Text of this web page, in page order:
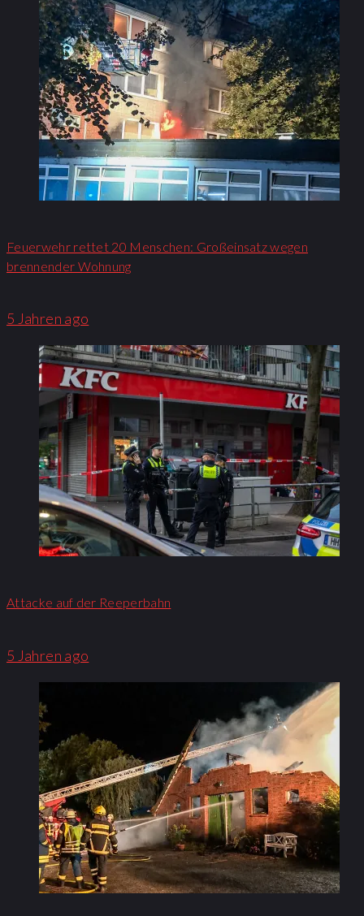
Feuerwehr rettet 20 Menschen: Großeinsatz wegen
brennender Wohnung​
5 Jahren ago
Attacke auf der Reeperbahn
5 Jahren ago